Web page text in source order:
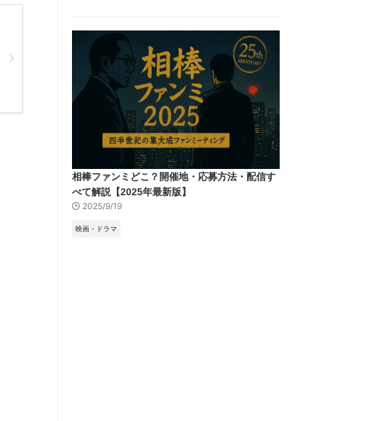
相棒ファンミどこ？開催地・応募方法・配信す
べて解説【2025年最新版】
2025/9/19
映画・ドラマ